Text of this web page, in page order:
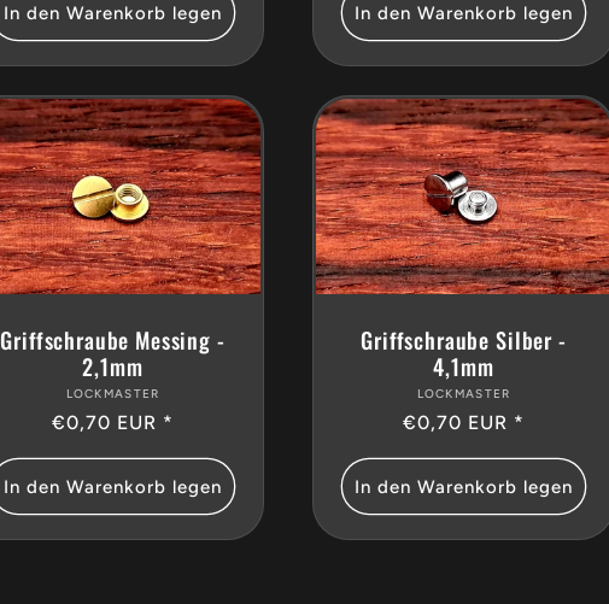
In den Warenkorb legen In den Warenkorb legen
Griffschraube Messing -
2,1mm
Anbieter:
LOCKMASTER
Normaler
Preis
€0,70 EUR *
In den Warenkorb legen
Griffschraube Silber -
4,1mm
Anbieter:
LOCKMASTER
Normaler
Preis
€0,70 EUR *
In den Warenkorb legen